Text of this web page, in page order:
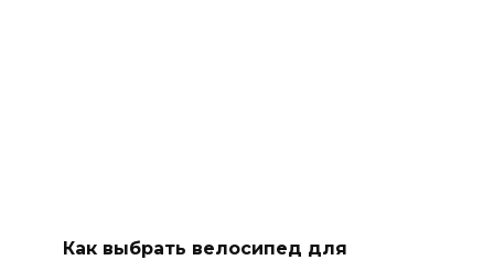
Как выбрать велосипед для